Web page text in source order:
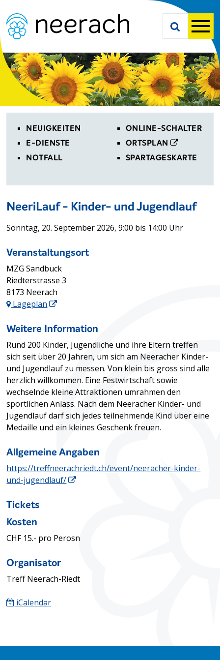
Suche
Toplinks
NEUIGKEITEN
E-DIENSTE
NOTFALL
ONLINE-SCHALTER
ORTSPLAN
SPARTAGESKARTE
NeeriLauf - Kinder- und Jugendlauf
Sonntag, 20. September 2026, 9:00 bis 14:00 Uhr
Veranstaltungsort
MZG Sandbuck
Riedterstrasse 3
8173 Neerach
Lageplan
Weitere Information
Rund 200 Kinder, Jugendliche und ihre Eltern treffen
sich seit über 20 Jahren, um sich am Neeracher Kinder-
und Jugendlauf zu messen. Von klein bis gross sind alle
herzlich willkommen. Eine Festwirtschaft sowie
wechselnde kleine Attraktionen umrahmen den
sportlichen Anlass. Nach dem Neeracher Kinder- und
Jugendlauf darf sich jedes teilnehmende Kind über eine
Medaille und ein kleines Geschenk freuen.
Allgemeine Angaben
https://treffneerachriedt.ch/event/neeracher-kinder-
und-jugendlauf/
Tickets
Kosten
CHF 15.- pro Perosn
Organisator
Treff Neerach-Riedt
iCalendar